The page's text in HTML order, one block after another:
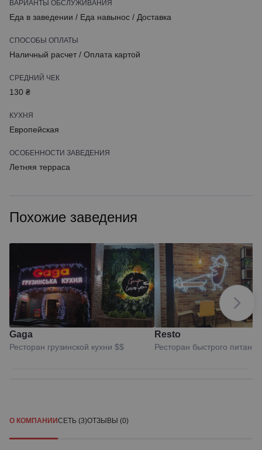
ВАРИАНТЫ ОБСЛУЖИВАНИЯ
Еда в заведении / Еда навынос / Доставка
СПОСОБЫ ОПЛАТЫ
Наличный расчет / Оплата картой
СРЕДНИЙ ЧЕК
130 ₴
КУХНЯ
Европейская
ОСОБЕННОСТИ ЗАВЕДЕНИЯ
Летняя терраса
Похожие заведения
Gaga
Ресторан грузинской кухни $$
Resto
Ресторан быстрого
О КОМПАНИИСЕТЬ (3)ОТЗЫВЫ (0)